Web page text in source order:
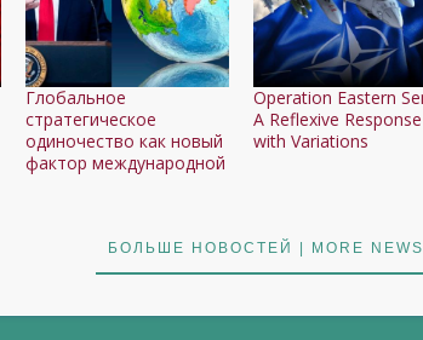
Глобальное
стратегическое
одиночество как новый
фактор международной
Operation Eastern
A Reflexive Response
with Variations
БОЛЬШЕ НОВОСТЕЙ | MORE NEWS